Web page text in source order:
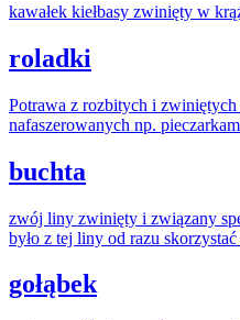
kawałek kiełbasy zwinięty w
roladki
Potrawa z rozbitych i zwiniętych
nafaszerowanych np.
buchta
zwój liny zwinięty i związany
było z tej liny od razu
gołąbek